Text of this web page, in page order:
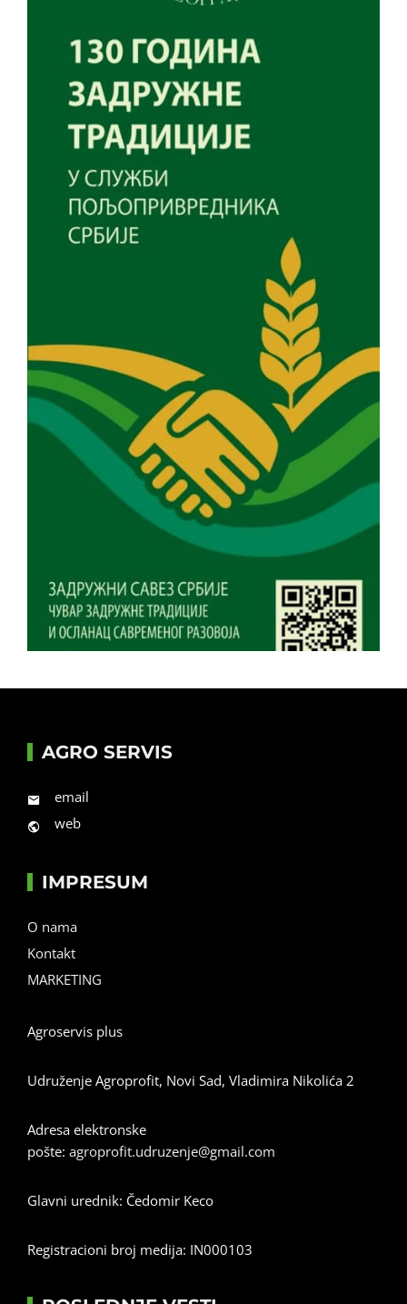
AGRO SERVIS
email
web
IMPRESUM
O nama
Kontakt
MARKETING
Agroservis plus
Udruženje Agroprofit, Novi Sad, Vladimira Nikolića 2
Adresa elektronske
pošte: agroprofit.udruzenje@gmail.com
Glavni urednik: Čedomir Keco
Registracioni broj medija: IN000103